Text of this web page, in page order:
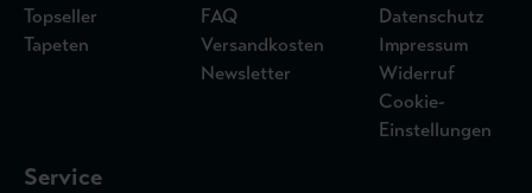
Topseller
Tapeten
FAQ
Versandkosten
Newsletter
Datenschutz
Impressum
Widerruf
Cookie-
Einstellungen
Service